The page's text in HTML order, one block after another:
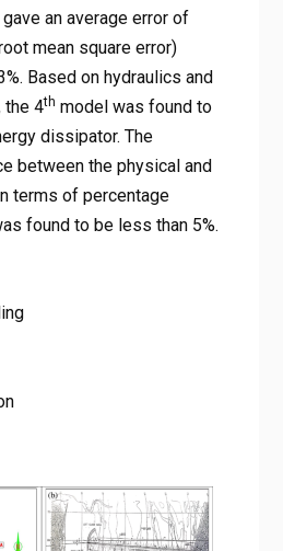
an average error of
mean square error)
Based on hydraulics and
the 4th model was found to
dissipator. The
between the physical and
terms of percentage
found to be less than 5%.